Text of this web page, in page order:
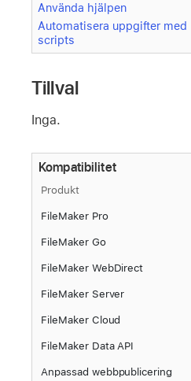
Använda hjälpen
Automatisera uppgifter med
scripts
Tillval
Inga.
Kompatibilitet
Produkt
FileMaker Pro
FileMaker Go
FileMaker WebDirect
FileMaker Server
FileMaker Cloud
FileMaker Data API
Anpassad webbpublicering